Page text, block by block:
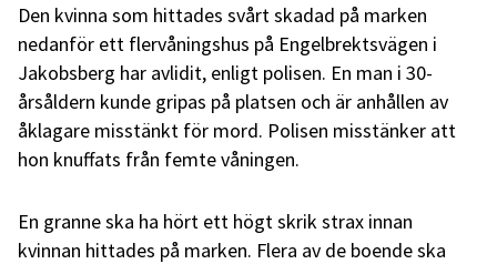
Den kvinna som hittades svårt skadad på marken
nedanför ett flervåningshus på Engelbrektsvägen i
Jakobsberg har avlidit, enligt polisen. En man i 30-
årsåldern kunde gripas på platsen och är anhållen av
åklagare misstänkt för mord. Polisen misstänker att
hon knuffats från femte våningen.
En granne ska ha hört ett högt skrik strax innan
kvinnan hittades på marken. Flera av de boende ska